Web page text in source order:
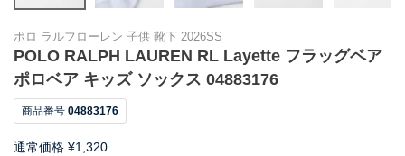
ポロ ラルフローレン 子供 靴下 2026SS
POLO RALPH LAUREN RL Layette フラッグベア
ポロベア キッズ ソックス 04883176
商品番号 04883176
通常価格 ¥1,320